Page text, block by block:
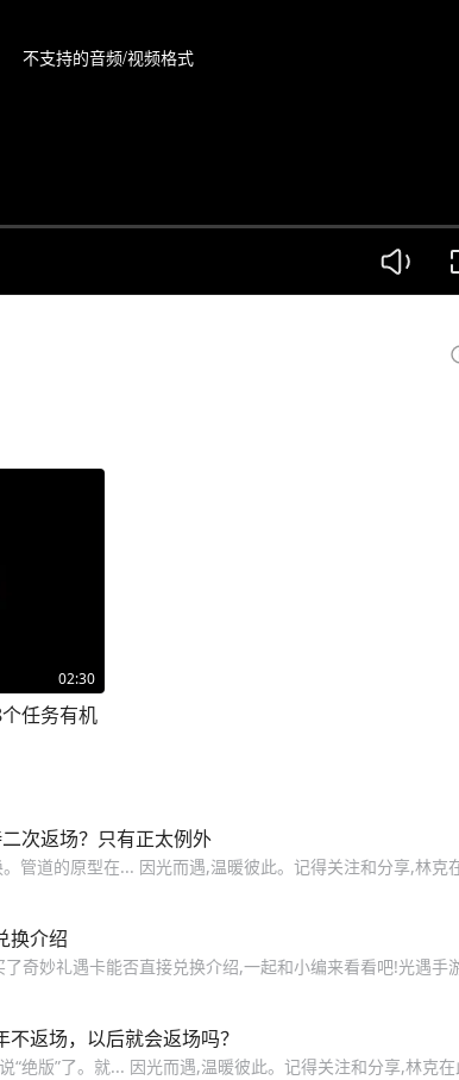
不支持的音频/视频格式
02:30
任务有机
次返场？只有正太例外
管道的原型在... 因光而遇,温暖彼此。记得关注和分享,林克
换介绍
奇妙礼遇卡能否直接兑换介绍,一起和小编来看看吧!光遇手
返场，以后就会返场吗？
“绝版”了。就... 因光而遇,温暖彼此。记得关注和分享,林克